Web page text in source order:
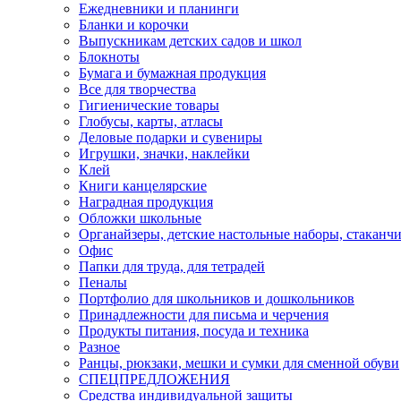
Ежедневники и планинги
Бланки и корочки
Выпускникам детских садов и школ
Блокноты
Бумага и бумажная продукция
Все для творчества
Гигиенические товары
Глобусы, карты, атласы
Деловые подарки и сувениры
Игрушки, значки, наклейки
Клей
Книги канцелярские
Наградная продукция
Обложки школьные
Органайзеры, детские настольные наборы,
Офис
Папки для труда, для тетрадей
Пеналы
Портфолио для школьников и дошкольников
Принадлежности для письма и черчения
Продукты питания, посуда и техника
Разное
Ранцы, рюкзаки, мешки и сумки для сменной обуви
СПЕЦПРЕДЛОЖЕНИЯ
Средства индивидуальной защиты